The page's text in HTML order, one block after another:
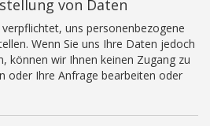
von Daten
uns personenbezogene
Wenn Sie uns Ihre Daten jedoch
können wir Ihnen keinen Zugang zu
oder Ihre Anfrage bearbeiten oder